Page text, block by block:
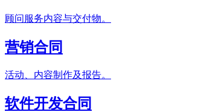
顾问服务内容与交付物。
营销合同
活动、内容制作及报告。
软件开发合同